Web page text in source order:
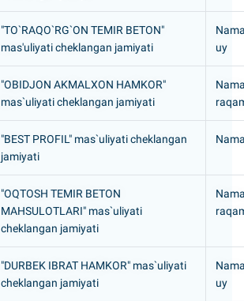
"TO`RAQO`RG`ON TEMIR BETON"
mas'uliyati cheklangan jamiyati
uy
"OBIDJON AKMALXON HAMKOR"
mas`uliyati cheklangan jamiyati
"BEST PROFIL" mas`uliyati cheklangan
jamiyati
"OQTOSH TEMIR BETON
MAHSULOTLARI" mas`uliyati
cheklangan jamiyati
"DURBEK IBRAT HAMKOR" mas`uliyati
cheklangan jamiyati
uy